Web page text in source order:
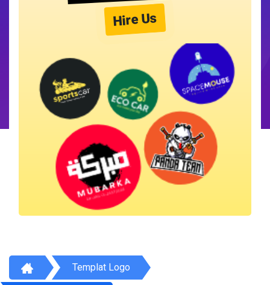
Hire Us
Templat Logo